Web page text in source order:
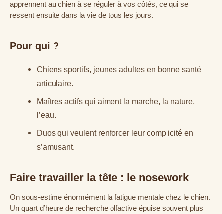
apprennent au chien à se réguler à vos côtés, ce qui se
ressent ensuite dans la vie de tous les jours.
Pour qui ?
Chiens sportifs, jeunes adultes en bonne santé
articulaire.
Maîtres actifs qui aiment la marche, la nature,
l’eau.
Duos qui veulent renforcer leur complicité en
s’amusant.
Faire travailler la tête : le nosework
On sous-estime énormément la fatigue mentale chez le chien.
Un quart d’heure de recherche olfactive épuise souvent plus